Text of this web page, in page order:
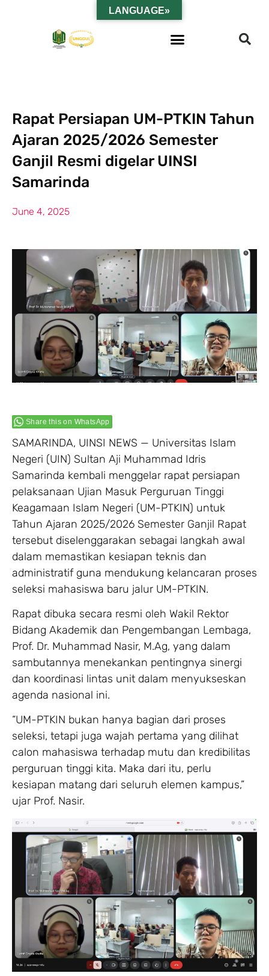
Rapat Persiapan UM-PTKIN Tahun
Ajaran 2025/2026 Semester
Ganjil Resmi digelar UINSI
Samarinda
June 4, 2025
Share this on WhatsApp
SAMARINDA, UINSI NEWS — Universitas Islam
Negeri (UIN) Sultan Aji Muhammad Idris
Samarinda kembali menggelar rapat persiapan
pelaksanaan Ujian Masuk Perguruan Tinggi
Keagamaan Islam Negeri (UM-PTKIN) untuk
Tahun Ajaran 2025/2026 Semester Ganjil Rapat
tersebut diselenggarakan sebagai langkah awal
dalam memastikan kesiapan teknis dan
administratif guna mendukung kelancaran proses
seleksi mahasiswa baru jalur UM-PTKIN.
Rapat dibuka secara resmi oleh Wakil Rektor
Bidang Akademik dan Pengembangan Lembaga,
Prof. Dr. Muhammad Nasir, M.Ag, yang dalam
sambutannya menekankan pentingnya sinergi
dan koordinasi lintas unit dalam menyukseskan
agenda nasional ini.
“UM-PTKIN bukan hanya bagian dari proses
seleksi, tetapi juga wajah pertama yang dilihat
calon mahasiswa terhadap mutu dan kredibilitas
perguruan tinggi kita. Maka dari itu, perlu
kesiapan matang dari seluruh elemen kampus,”
ujar Prof. Nasir.
LANGUAGE»